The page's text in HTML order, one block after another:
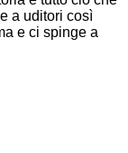
a uditori così
e ci spinge a